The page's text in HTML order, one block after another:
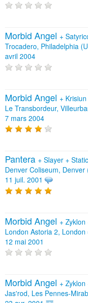
Morbid Angel +
Trocadero, Philadelphia
avril 2004
Morbid Angel + Krisiun
Le Transbordeur,
7 mars 2004
Pantera + Slayer +
Denver Coliseum, Denver
11 juil. 2001
Morbid Angel + Zyklon
London Astoria 2, London
12 mai 2001
Morbid Angel + Zyklon
Jas'rod, Les Pennes-